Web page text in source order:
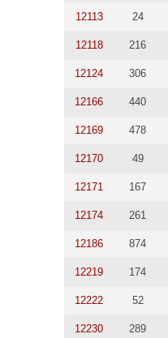
12113 24
12118 216
12124 306
12166 440
12169 478
12170 49
12171 167
12174 261
12186 874
12219 174
12222 52
12230 289